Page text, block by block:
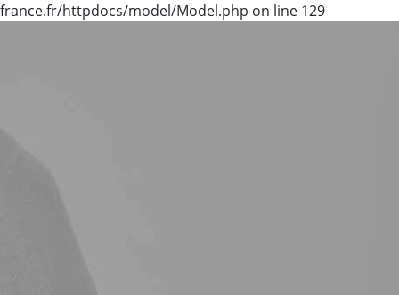
france.fr/httpdocs/model/Model.php on line 129